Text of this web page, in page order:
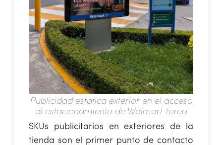
Publicidad estatica exterior en el acceso
al estacionamiento de Walmart Toreo
SKUs publicitarios en exteriores de la
tienda son el primer punto de contacto